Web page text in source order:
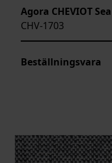
Agora CHEVIOT Sea
CHV-1703
Beställningsvara